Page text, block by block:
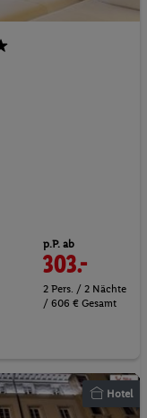
p.P. ab
303.-
2 Pers. / 2 Nächte
/ 606 € Gesamt
Hotel